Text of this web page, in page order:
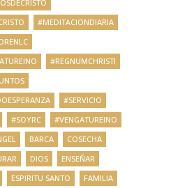
#MEDITACIONDIARIA
#REGNUMCHRISTI
#SERVICIO
#SOYRC
#VENGATUREINO
BARCA
COSECHA
DIOS
ENSEÑAR
ESPIRITU SANTO
FAMILIA